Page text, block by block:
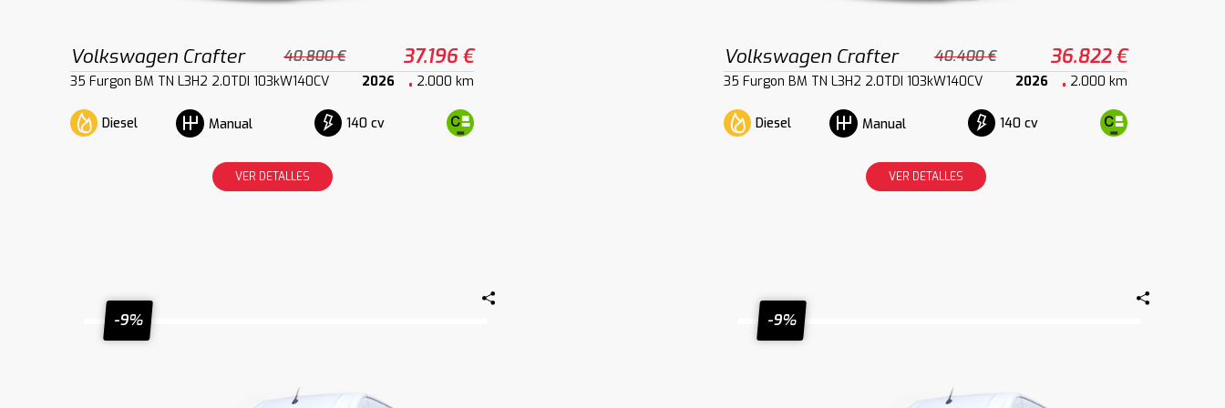
Volkswagen Crafter 40.800 € 37.196 €
35 Furgon BM TN L3H2 2.0TDI 103kW140CV 2026 2.000 km
Diesel Manual 140 cv
VER DETALLES
Volkswagen Crafter 40.400 € 36.822 €
35 Furgon BM TN L3H2 2.0TDI 103kW140CV 2026 2.000 km
Diesel Manual 140 cv
VER DETALLES
-9% -9%